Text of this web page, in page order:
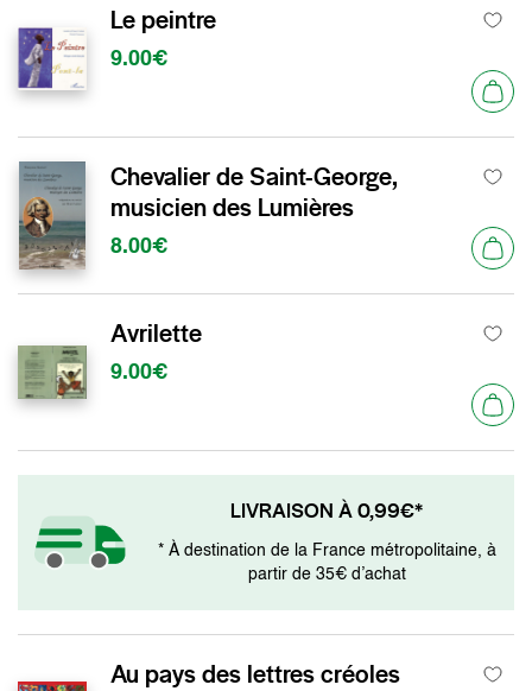
Le peintre
9.00€
Chevalier de Saint-George,
musicien des Lumières
8.00€
Avrilette
9.00€
LIVRAISON À 0,99€*
* À destination de la France métropolitaine, à
partir de 35€ d’achat
Au pays des lettres créoles